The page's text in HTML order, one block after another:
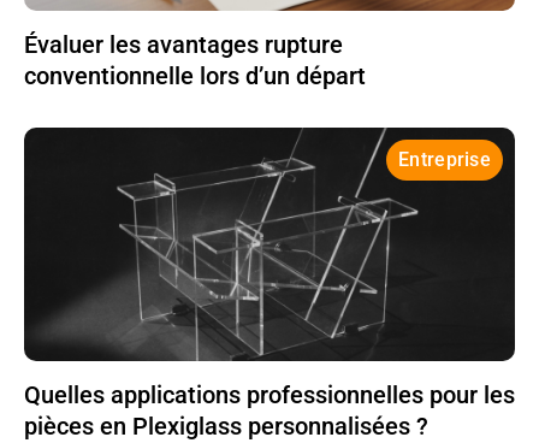
Évaluer les avantages rupture
conventionnelle lors d’un départ
Entreprise
Quelles applications professionnelles pour les
pièces en Plexiglass personnalisées ?